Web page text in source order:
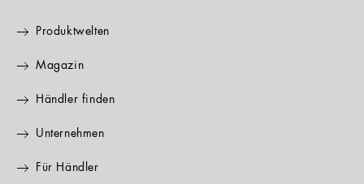
Produktwelten
Magazin
Händler finden
Unternehmen
Für Händler